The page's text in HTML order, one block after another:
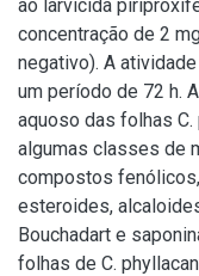
ao larvicida
concentração de 2
negativo). A
um período de 72 h.
aquoso das folhas
algumas classes de
compostos
esteroides,
Bouchadart e
folhas de C.